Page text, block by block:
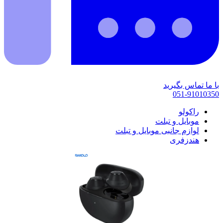
با ما تماس بگیرید
051-91010350
راکولو
موبایل و تبلت
لوازم جانبی موبایل و تبلت
هندزفری